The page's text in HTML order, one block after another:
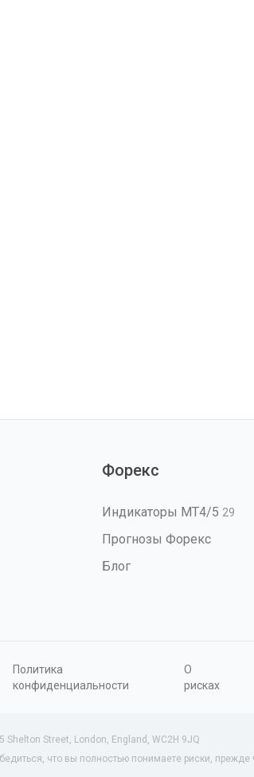
Форекс
Индикаторы MT4/5 29
Прогнозы Форекс
Блог
Политика
конфиденциальности
О
рисках
Shelton Street, London, England, WC2H 9JQ
что вы полностью понимаете риски, прежде